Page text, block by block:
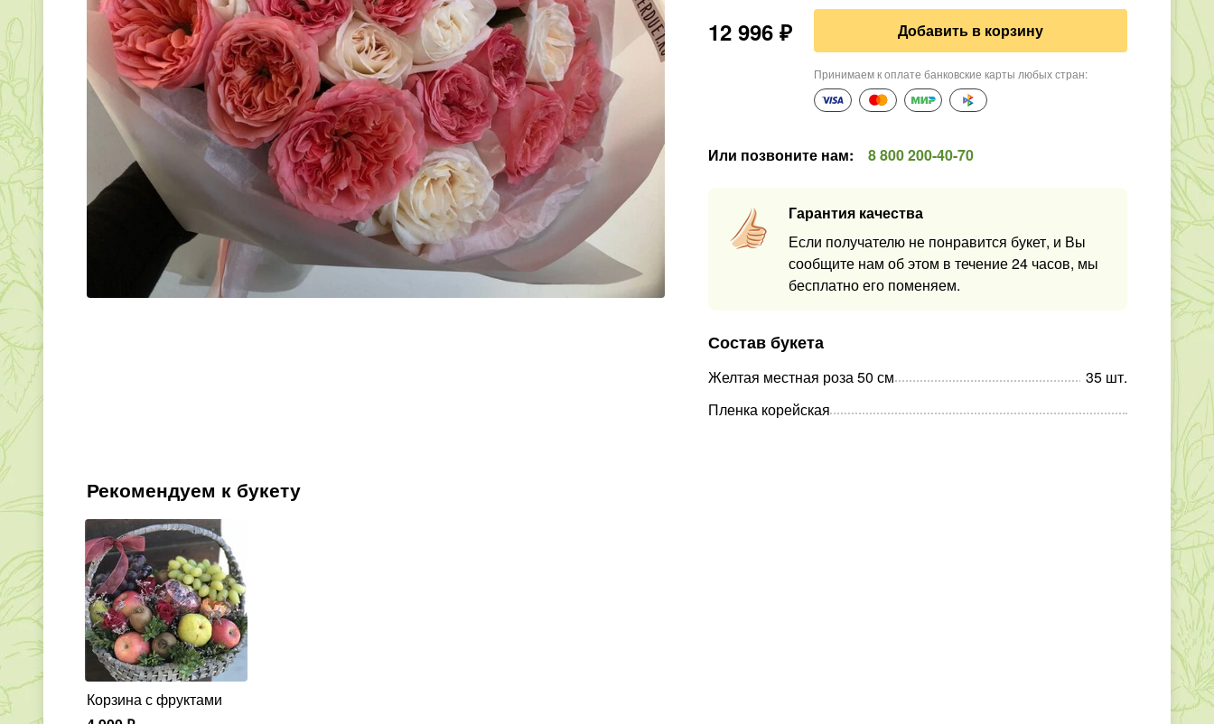
12 996 ₽ Добавить в корзину
Принимаем к оплате банковские карты любых стран:
Или позвоните нам: 8 800 200-40-70
Гарантия качества
Если получателю не понравится букет, и Вы
сообщите нам об этом в течение 24 часов, мы
бесплатно его поменяем.
Состав букета
Желтая местная роза 50 см 35 шт.
Пленка корейская
Рекомендуем к букету
Корзина с фруктами